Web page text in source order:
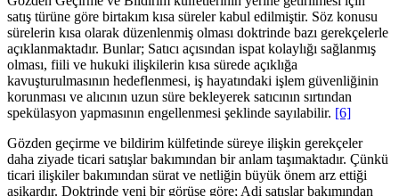
satış türüne göre birtakım kısa süreler kabul edilmiştir. Söz konusu
sürelerin kısa olarak düzenlenmiş olması doktrinde bazı gerekçelerle
açıklanmaktadır. Bunlar; Satıcı açısından ispat kolaylığı sağlanmış
olması, fiili ve hukuki ilişkilerin kısa sürede açıklığa
kavuşturulmasının hedeflenmesi, iş hayatındaki işlem güvenliğinin
korunması ve alıcının uzun süre bekleyerek satıcının sırtından
spekülasyon yapmasının engellenmesi şeklinde sayılabilir. [6]
Gözden geçirme ve bildirim külfetinde süreye ilişkin gerekçeler
daha ziyade ticari satışlar bakımından bir anlam taşımaktadır. Çünkü
ticari ilişkiler bakımından sürat ve netliğin büyük önem arz ettiği
aşikardır. Doktrinde yeni bir görüşe göre; Adi satışlar bakımından